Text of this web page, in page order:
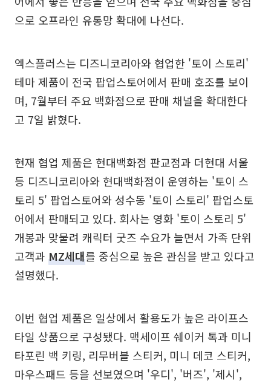
으로 오프라인 유통망 확대에 나선다.
엑스플러스는 디즈니코리아와 협업한 '토이 스토리'
테마 제품이 전국 팝업스토어에서 판매 호조를 보이
며, 7월부터 주요 백화점으로 판매 채널을 확대한다
고 7일 밝혔다.
현재 협업 제품은 현대백화점 판교점과 더현대 서울
등 디즈니코리아와 현대백화점이 운영하는 '토이 스
토리 5' 팝업스토어와 성수동 '토이 스토리' 팝업스토
어에서 판매되고 있다. 회사는 영화 '토이 스토리 5'
개봉과 맞물려 캐릭터 굿즈 수요가 늘면서 가족 단위
고객과 MZ세대를 중심으로 높은 관심을 받고 있다고
설명했다.
이번 협업 제품은 일상에서 활용도가 높은 라이프스
타일 상품으로 구성됐다. 맥세이프 쉐이커 톡과 미니
타포린 백 키링, 리무버블 스티커, 미니 데코 스티커,
마우스패드 등을 선보였으며 '우디', '버즈', '제시',